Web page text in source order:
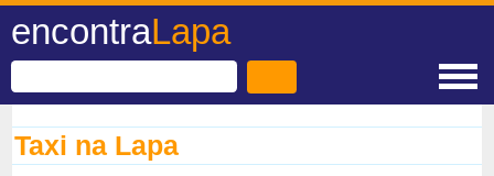
encontraLapa
Taxi na Lapa